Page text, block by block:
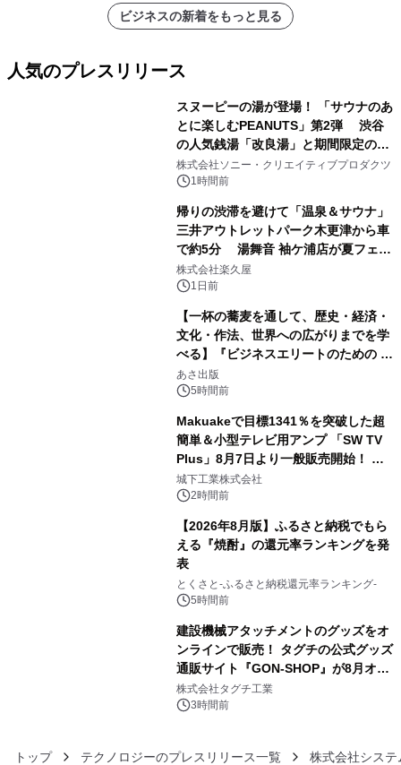
ビジネスの新着をもっと見る
人気のプレスリリース
スヌーピーの湯が登場！ 「サウナのあ
とに楽しむPEANUTS」第2弾 渋谷
の人気銭湯「改良湯」と期間限定のコ
ラボレーション サウナイキタイコラ
ボグッズも発売決定！
株式会社ソニー・クリエイティブプロダクツ
1時間前
帰りの渋滞を避けて「温泉＆サウナ」
三井アウトレットパーク木更津から車
で約5分 湯舞音 袖ケ浦店が夏フェア
メニューを提供
株式会社楽久屋
1日前
【一杯の蕎麦を通して、歴史・経済・
文化・作法、世界への広がりまでを学
べる】『ビジネスエリートのための 教
養としての蕎麦』2026年8月25日
（火）発売
あさ出版
5時間前
Makuakeで目標1341％を突破した超
簡単＆小型テレビ用アンプ 「SW TV
Plus」8月7日より一般販売開始！ ケ
ーブル1本つなぐだけ、テレビの音が
ぐっと豊かに
城下工業株式会社
2時間前
【2026年8月版】ふるさと納税でもら
える『焼酎』の還元率ランキングを発
表
とくさと-ふるさと納税還元率ランキング-
5時間前
建設機械アタッチメントのグッズをオ
ンラインで販売！ タグチの公式グッズ
通販サイト『GON-SHOP』が8月オー
プン
株式会社タグチ工業
3時間前
トップ テクノロジーのプレスリリース一覧 株式会社シス